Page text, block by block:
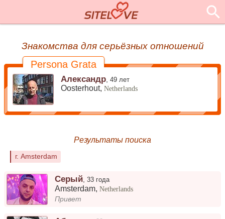
Знакомства для серьёзных отношений
Persona Grata
Александр ,49 лет
Oosterhout,Netherlands
Результаты поиска
г. Amsterdam
Серый ,33 года
Amsterdam,Netherlands
Привет